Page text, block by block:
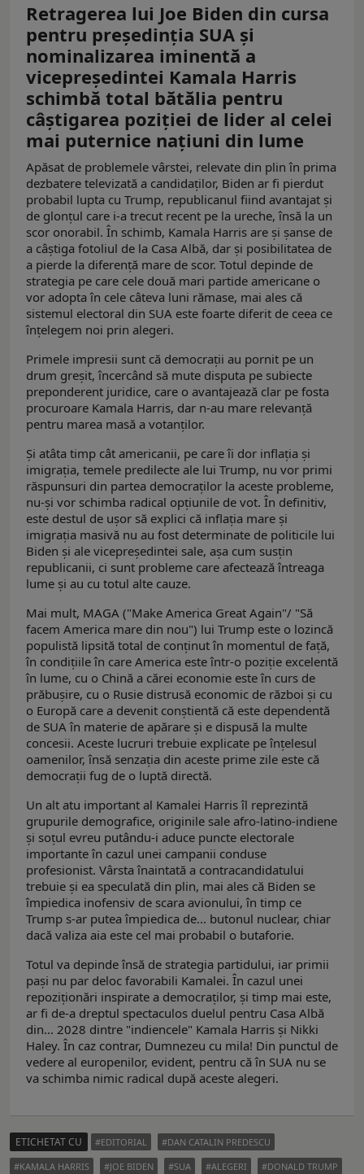
Retragerea lui Joe Biden din cursa
pentru preşedinţia SUA şi
nominalizarea iminentă a
vicepreşedintei Kamala Harris
schimbă total bătălia pentru
câştigarea poziţiei de lider al celei
mai puternice naţiuni din lume
Apăsat de problemele vârstei, relevate din plin în prima
dezbatere televizată a candidaţilor, Biden ar fi pierdut
probabil lupta cu Trump, republicanul fiind avantajat şi
de glonţul care i-a trecut recent pe la ureche, însă la un
scor onorabil. În schimb, Kamala Harris are şi şanse de
a câştiga fotoliul de la Casa Albă, dar şi posibilitatea de
a pierde la diferenţă mare de scor. Totul depinde de
strategia pe care cele două mari partide americane o
vor adopta în cele câteva luni rămase, mai ales că
sistemul electoral din SUA este foarte diferit de ceea ce
înţelegem noi prin alegeri.
Primele impresii sunt că democraţii au pornit pe un
drum greşit, încercând să mute disputa pe subiecte
preponderent juridice, care o avantajează clar pe fosta
procuroare Kamala Harris, dar n-au mare relevanţă
pentru marea masă a votanţilor.
Şi atâta timp cât americanii, pe care îi dor inflaţia şi
imigraţia, temele predilecte ale lui Trump, nu vor primi
răspunsuri din partea democraţilor la aceste probleme,
nu-şi vor schimba radical opţiunile de vot. În definitiv,
este destul de uşor să explici că inflaţia mare şi
imigraţia masivă nu au fost determinate de politicile lui
Biden şi ale vicepreşedintei sale, aşa cum susţin
republicanii, ci sunt probleme care afectează întreaga
lume şi au cu totul alte cauze.
Mai mult, MAGA ("Make America Great Again"/ "Să
facem America mare din nou") lui Trump este o lozincă
populistă lipsită total de conţinut în momentul de faţă,
în condiţiile în care America este într-o poziţie excelentă
în lume, cu o Chină a cărei economie este în curs de
prăbuşire, cu o Rusie distrusă economic de război şi cu
o Europă care a devenit conştientă că este dependentă
de SUA în materie de apărare şi e dispusă la multe
concesii. Aceste lucruri trebuie explicate pe înţelesul
oamenilor, însă senzaţia din aceste prime zile este că
democraţii fug de o luptă directă.
Un alt atu important al Kamalei Harris îl reprezintă
grupurile demografice, originile sale afro-latino-indiene
şi soţul evreu putându-i aduce puncte electorale
importante în cazul unei campanii conduse
profesionist. Vârsta înaintată a contracandidatului
trebuie şi ea speculată din plin, mai ales că Biden se
împiedica inofensiv de scara avionului, în timp ce
Trump s-ar putea împiedica de... butonul nuclear, chiar
dacă valiza aia este cel mai probabil o butaforie.
Totul va depinde însă de strategia partidului, iar primii
paşi nu par deloc favorabili Kamalei. În cazul unei
repoziţionări inspirate a democraţilor, şi timp mai este,
ar fi de-a dreptul spectaculos duelul pentru Casa Albă
din... 2028 dintre "indiencele" Kamala Harris şi Nikki
Haley. În caz contrar, Dumnezeu cu mila! Din punctul de
vedere al europenilor, evident, pentru că în SUA nu se
va schimba nimic radical după aceste alegeri.
ETICHETAT CU EDITORIAL
DAN CATALIN PREDESCU
KAMALA HARRIS
JOE BIDEN SUA ALEGERI
DONALD TRUMP